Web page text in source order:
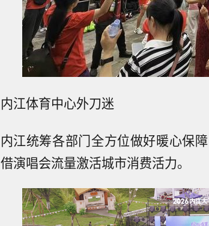
内江体育中心外刀迷
内江统筹各部门全方位做好暖心保
借演唱会流量激活城市消费活力。